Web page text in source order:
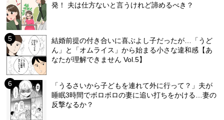
発！ 夫は仕方ないと言うけれど諦めるべき？
結婚前提の付き合いに喜ぶよし子だったが…「うど
ん」と「オムライス」から始まる小さな違和感【あ
なたが理解できません Vol.5】
「うるさいから子どもを連れて外に行って？」夫が
睡眠3時間でボロボロの妻に追い打ちをかける…妻の
反撃なるか？